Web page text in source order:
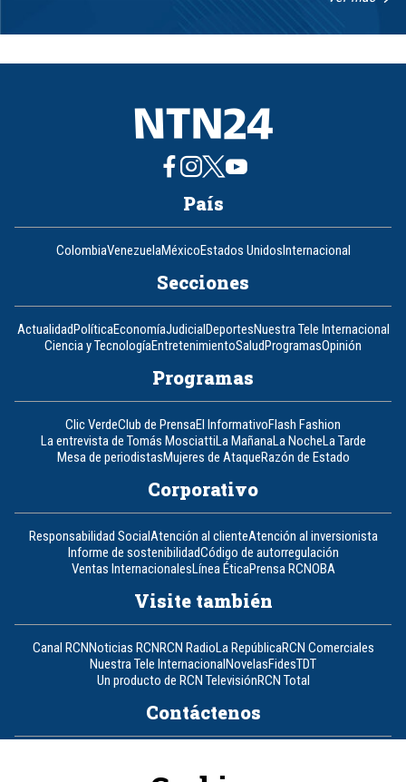
8
País
ColombiaVenezuelaMéxicoEstados UnidosInternacional
Secciones
ActualidadPolíticaEconomíaJudicialDeportesNuestra Tele Internacional
Ciencia y TecnologíaEntretenimientoSaludProgramasOpinión
Programas
Clic VerdeClub de PrensaEl InformativoFlash Fashion
La entrevista de Tomás MosciattiLa MañanaLa NocheLa Tarde
Mesa de periodistasMujeres de AtaqueRazón de Estado
Corporativo
Responsabilidad SocialAtención al clienteAtención al inversionista
Informe de sostenibilidadCódigo de autorregulación
Ventas InternacionalesLínea ÉticaPrensa RCNOBA
Visite también
Canal RCNNoticias RCNRCN RadioLa RepúblicaRCN Comerciales
Nuestra Tele InternacionalNovelasFidesTDT
Un producto de RCN TelevisiónRCN Total
Contáctenos